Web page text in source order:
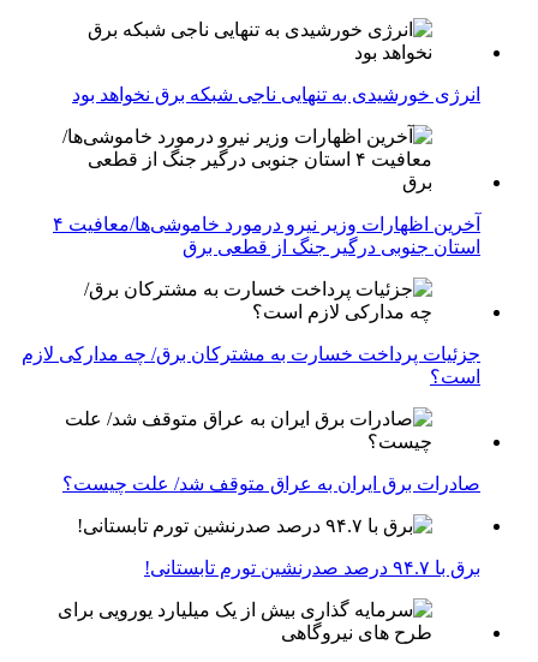
انرژی خورشیدی به تنهایی ناجی شبکه برق نخواهد بود
آخرین اظهارات وزیر نیرو درمورد خاموشی‌ها/معافیت ۴
استان جنوبی درگیر جنگ از قطعی برق
جزئیات پرداخت خسارت به مشترکان برق/ چه مدارکی لازم
است؟
صادرات برق ایران به عراق متوقف شد/ علت چیست؟
برق با ۹۴.۷ درصد صدرنشین تورم تابستانی!